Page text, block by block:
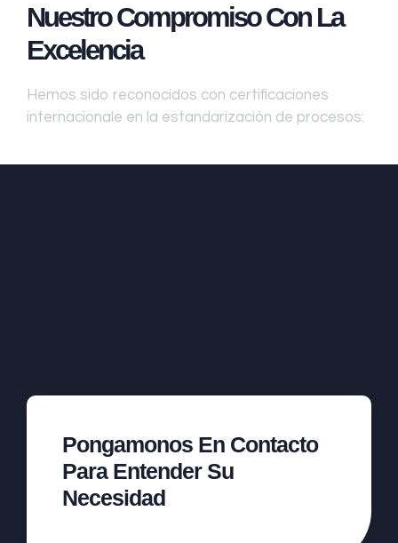
Nuestro Compromiso Con La
Excelencia
Hemos sido reconocidos con certificaciones
internacionale en la estandarización de procesos:
Pongamonos En Contacto
Para Entender Su
Necesidad